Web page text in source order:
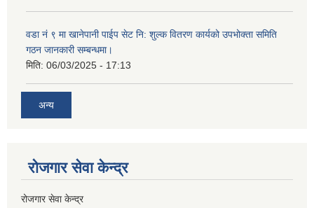
वडा नं ९ मा खानेपानी पाईप सेट नि: शुल्क वितरण कार्यको उपभोक्ता समिति
गठन जानकारी सम्बन्धमा।
मिति: 06/03/2025 - 17:13
अन्य
रोजगार सेवा केन्द्र
रोजगार सेवा केन्द्र